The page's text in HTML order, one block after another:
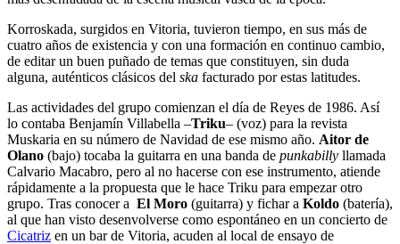
Korroskada, surgidos en Vitoria, tuvieron tiempo, en sus más de
cuatro años de existencia y con una formación en continuo cambio,
de editar un buen puñado de temas que constituyen, sin duda
alguna, auténticos clásicos del ska facturado por estas latitudes.
Las actividades del grupo comienzan el día de Reyes de 1986. Así
lo contaba Benjamín Villabella –Triku– (voz) para la revista
Muskaria en su número de Navidad de ese mismo año. Aitor de
Olano (bajo) tocaba la guitarra en una banda de punkabilly llamada
Calvario Macabro, pero al no hacerse con ese instrumento, atiende
rápidamente a la propuesta que le hace Triku para empezar otro
grupo. Tras conocer a El Moro (guitarra) y fichar a Koldo (batería),
al que han visto desenvolverse como espontáneo en un concierto de
Cicatriz en un bar de Vitoria, acuden al local de ensayo de